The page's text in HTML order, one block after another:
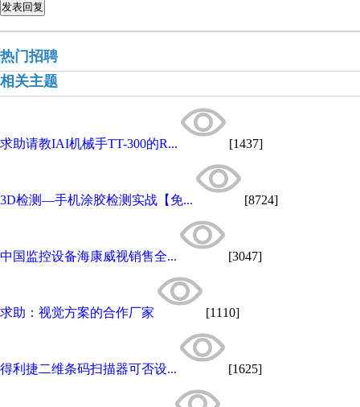
发表回复
热门招聘
相关主题
求助请教IAI机械手TT-300的R... [1437]
3D检测—手机涂胶检测实战【免... [8724]
中国监控设备海康威视销售全... [3047]
求助：视觉方案的合作厂家 [1110]
得利捷二维条码扫描器可否设... [1625]